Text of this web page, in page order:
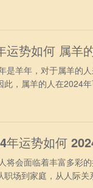
运势如何 属羊
羊年，对于属羊的人
此，属羊的人在2024
年运势如何
会面临着丰富多彩的
职场到家庭，从人际